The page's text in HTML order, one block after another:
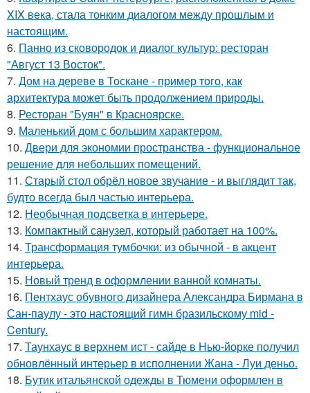
XIX века, стала тонким диалогом между прошлым и
настоящим.
6. Панно из сковородок и диалог культур: ресторан
"Август 13 Восток".
7. Дом на дереве в Тоскане - пример того, как
архитектура может быть продолжением природы.
8. Ресторан "Буян" в Красноярске.
9. Маленький дом с большим характером.
10. Двери для экономии пространства - функциональное
решение для небольших помещений.
11. Старый стол обрёл новое звучание - и выглядит так,
будто всегда был частью интерьера.
12. Необычная подсветка в интерьере.
13. Компактный санузел, который работает на 100%.
14. Трансформация тумбочки: из обычной - в акцент
интерьера.
15. Новый тренд в оформлении ванной комнаты.
16. Пентхаус обувного дизайнера Александра Бирмана в
Сан-паулу - это настоящий гимн бразильскому mid -
Century.
17. Таунхаус в верхнем ист - сайде в Нью-йорке получил
обновлённый интерьер в исполнении Жана - Луи деньо.
18. Бутик итальянской одежды в Тюмени оформлен в